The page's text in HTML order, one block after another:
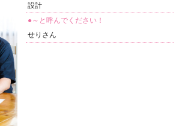
設計
●～と呼んでください！
せりさん